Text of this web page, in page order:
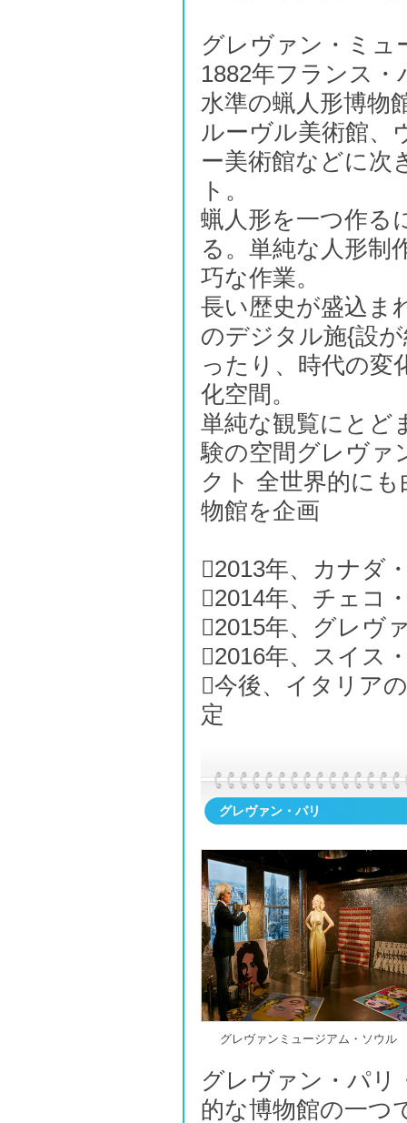
グレヴァン・ミュ
1882年フランス
水準の蝋人形博物
ルーヴル美術館、
ー美術館などに次
ト。
蝋人形を一つ作る
る。単純な人形制
巧な作業。
長い歴史が盛込ま
のデジタル施{設
ったり、時代の変
化空間。
単純な観覧にとど
験の空間グレヴァ
クト 全世界的に
物館を企画
2013年、カナダ
2014年、チェコ
2015年、グレヴ
2016年、スイス
今後、イタリア
定
グレヴァン・パリ
グレヴァンミュージアム・ソウル
グレヴァン・パリ
的な博物館の一つ